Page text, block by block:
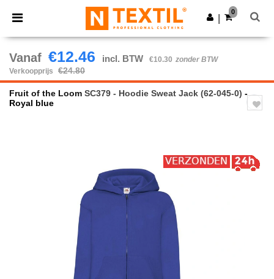
× Ntextil-app
Betere prijzen in de app!
Download app
0
Vanaf €12.46 incl. BTW €10.30 zonder BTW
Verkoopprijs
€24.80
Fruit of the Loom SC379 - Hoodie Sweat Jack (62-045-0) -
Royal blue